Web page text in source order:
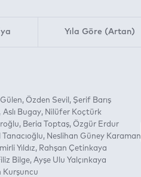
Yıla Göre (Artan)
Gülen Özden Sevil
Şerif Barış
Aslı Bugay
Nilüfer Koçtürk
Beria Toptaş Özgür Erdur
Tanacıoğlu
Neslihan Güney Karaman
Yıldız
Rahşan Çetinkaya
Bilge Ayşe Ulu Yalçınkaya
Kurşuncu